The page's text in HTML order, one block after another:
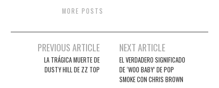
MORE POSTS
navigation
PREVIOUS ARTICLE
LA TRÁGICA MUERTE DE
DUSTY HILL DE ZZ TOP
NEXT ARTICLE
EL VERDADERO SIGNIFICADO
DE ‘WOO BABY’ DE POP
SMOKE CON CHRIS BROWN